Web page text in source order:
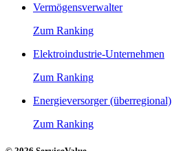
Vermögensverwalter
Zum Ranking
Elektroindustrie-Unternehmen
Zum Ranking
Energieversorger (überregional)
Zum Ranking